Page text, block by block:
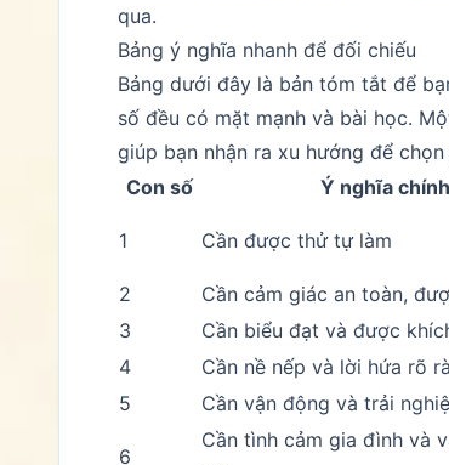
qua.
Bảng ý nghĩa nhanh để đối chiếu
Bảng dưới đây là bản tóm tắt để
số đều có mặt mạnh và bài học.
giúp bạn nhận ra xu hướng để
Con số
Ý nghĩa chính
1 Cần được thử tự làm
2
Cần cảm giác an toàn,
3
Cần biểu đạt và được
4
Cần nề nếp và lời hứa rõ
5
Cần vận động và trải
6
Cần tình cảm gia đình và